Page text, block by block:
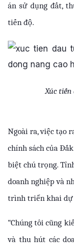
án sử dụng đất,
tiến độ.
Xúc
Ngoài ra, việc tạo
chính sách của
biệt chú trọng.
doanh nghiệp và
trình triển khai dự
“Chúng tôi cũng
và thu hút các